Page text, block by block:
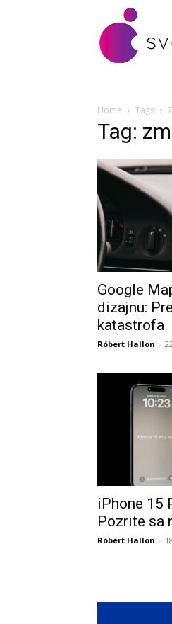
Home Tags
Tag:
Google
dizajnu:
katastrofa
Róbert Hallon -
iPhone 15
Pozrite sa
Róbert Hallon -